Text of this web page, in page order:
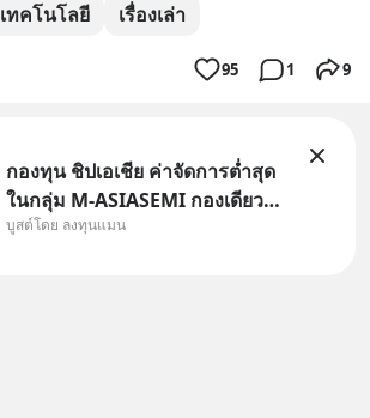
เทคโนโลยี เรื่องเล่า
95 1 9
กองทุน ชิปเอเชีย ค่าจัดการต่ำสุด
ในกลุ่ม M-ASIASEMI กองเดียว
ครบ มีทั้ง CXMT จากจีน TSMC
บูสต์โดย ลงทุนแมน